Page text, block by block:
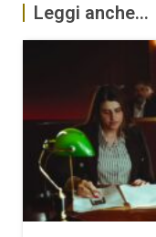
Leggi anche...